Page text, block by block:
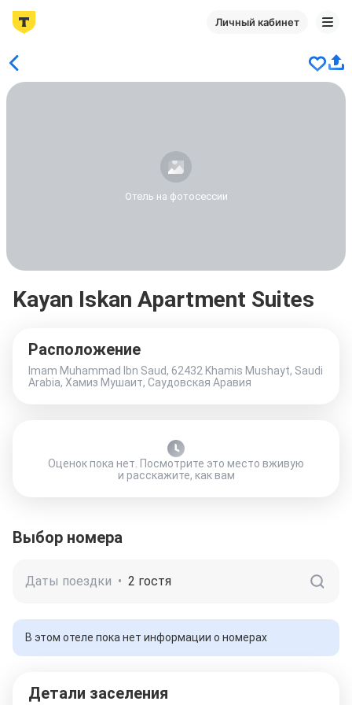
Личный кабинет
Отель на фотосессии
Kayan Iskan Apartment Suites
Расположение
Imam Muhammad Ibn Saud, 62432 Khamis Mushayt, Saudi
Arabia, Хамиз Мушаит, Саудовская Аравия
Оценок пока нет. Посмотрите это место вживую
и расскажите, как вам
Выбор номера
Даты поездки • 2 гостя
В этом отеле пока нет информации о номерах
Детали заселения